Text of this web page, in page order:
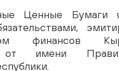
Ценные Бумаги
финансов
от имени